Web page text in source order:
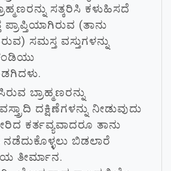
ಸತ್ಕರಿಸಿ ಕಳುಹಿಸದೆ
ಪ್ರಾಪ್ತಿಯಾಗಿರುವ (ತಾನು
ಸಮಸ್ತ ವಸ್ತುಗಳನ್ನು
ಬ್ರಾಹ್ಮಣರನ್ನು
ದಕ್ಷಿಣೆಗಳನ್ನು ನೀಡುವುದು
ಕರ್ತವ್ಯವಾದರೂ ತಾನು
ಬಿಡಲಾರೆ
ತೀರ್ಮಾನ.